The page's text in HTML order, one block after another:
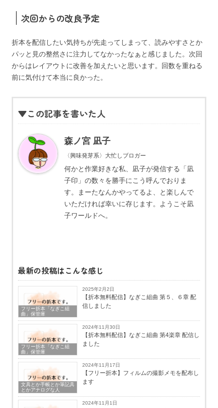
次回からの改良予定
折本を配信したい気持ちが先走ってしまって、読みやすさとか
パッと見の整然さに注力してなかったなぁと感じました。次回
からはレイアウトに改善を加えたいと思います。回数を重ねる
前に気付けて本当に良かった。
▼この記事を書いた人
森ノ宮 凪子
〈興味発芽系〉大忙しブロガー
何かと作業好きな私、凪子が発信する「凪
子印」の数々を勝手にこう呼んでおりま
す。まーたなんかやってるよ、と楽しんで
いただければ幸いに存じます。ようこそ凪
子ワールドへ。
最新の投稿はこんな感じ
フリー折本「なぎこ組
曲」保管庫
2025年2月2日
【折本無料配信】なぎこ組曲 第５、６章 配
信しました
フリー折本「なぎこ組
曲」保管庫
2024年11月30日
【折本無料配信】なぎこ組曲 第4楽章 配信し
ました
文具とか手帳とか筆記具
とかアナログな人
2024年11月17日
【フリー折本】フィルムの撮影メモを配布し
ます
2024年11月1日